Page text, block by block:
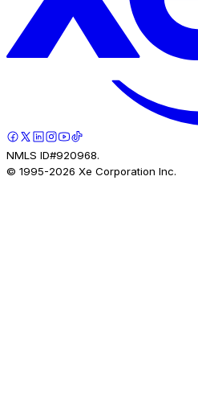
NMLS ID#920968.
© 1995-2026 Xe Corporation Inc.